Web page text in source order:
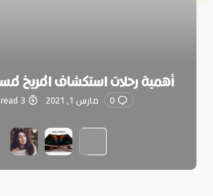
أهمية رحلات استكشاف المريخ
0 مارس 1, 2021 3 min read